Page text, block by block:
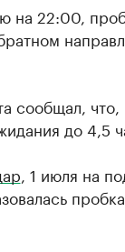
на 22:00,
сообщал,
до 4,5
, 1 июля на